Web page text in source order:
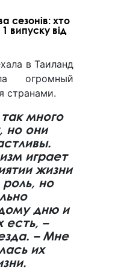
сезонів: хто
випуску від
в Таиланд
огромный
странами.
много
но они
играет
жизни
но
дню и
есть, –
– Мне
их